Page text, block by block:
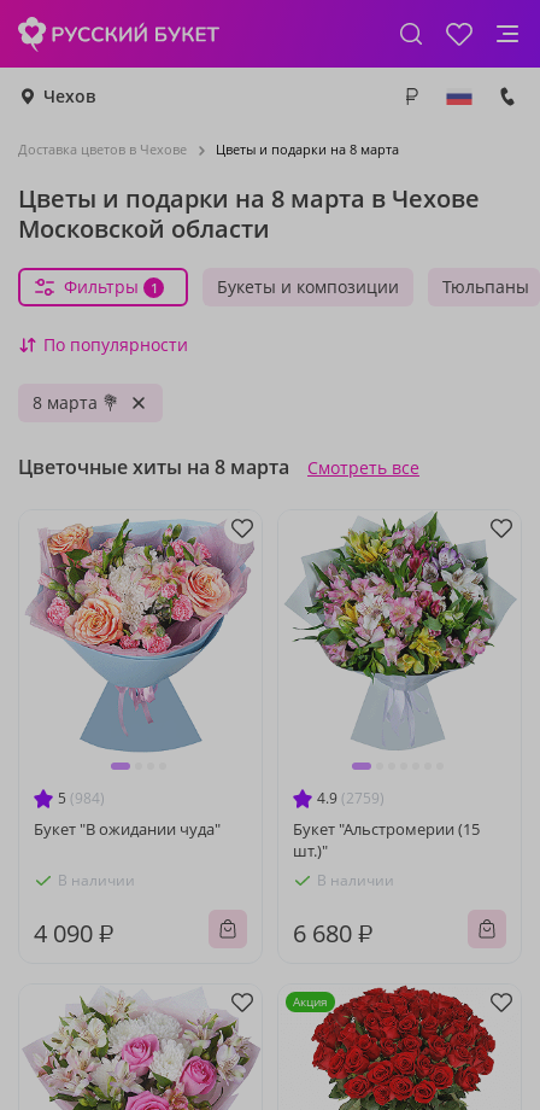
Чехов
Доставка цветов в Чехове Цветы и подарки на 8 марта
Цветы и подарки на 8 марта в Чехове
Московской области
Букеты и композиции Тюльпаны
Фильтры 1
По популярности
8 марта 💐
Цветочные хиты на 8 марта Смотреть все
5 (984)
Букет "В ожидании чуда"
В наличии
4 090 ₽
4.9 (2759)
Букет "Альстромерии (15
шт.)"
В наличии
6 680 ₽
Акция